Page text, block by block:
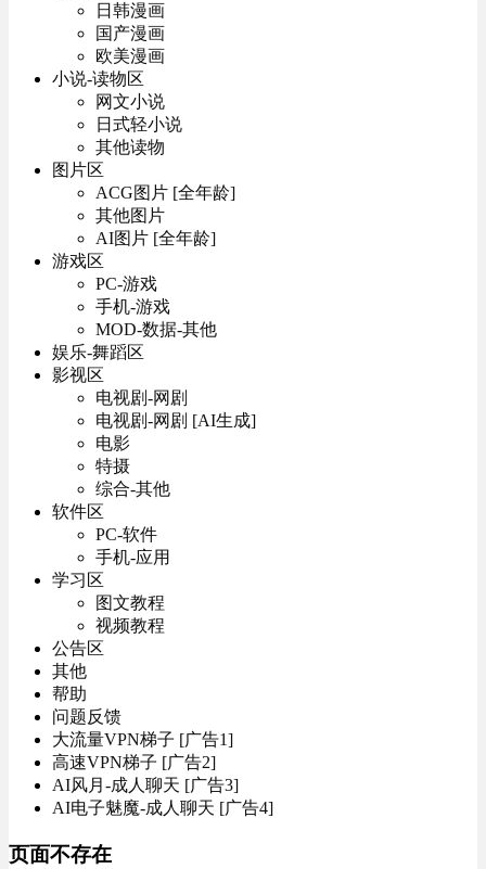
日韩漫画
国产漫画
欧美漫画
小说-读物区
网文小说
日式轻小说
其他读物
图片区
ACG图片 [全年龄]
其他图片
AI图片 [全年龄]
游戏区
PC-游戏
手机-游戏
MOD-数据-其他
娱乐-舞蹈区
影视区
电视剧-网剧
电视剧-网剧 [AI生成]
电影
特摄
综合-其他
软件区
PC-软件
手机-应用
学习区
图文教程
视频教程
公告区
其他
帮助
问题反馈
大流量VPN梯子 [广告1]
高速VPN梯子 [广告2]
AI风月-成人聊天 [广告3]
AI电子魅魔-成人聊天 [广告4]
页面不存在